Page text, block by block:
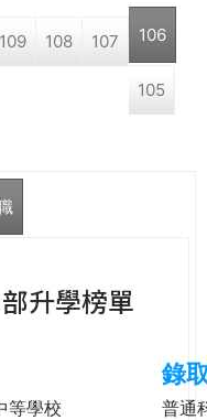
109 108 107 106
105
升學榜單
錄
等學校
普通